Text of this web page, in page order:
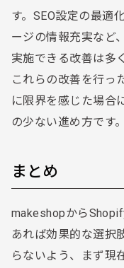
す。SEO設定の最適
ージの情報充実など
実施できる改善は多
これらの改善を行っ
に限界を感じた場合
の少ない進め方です。
まとめ
makeshopから
あれば効果的な選択
らないよう、まず現